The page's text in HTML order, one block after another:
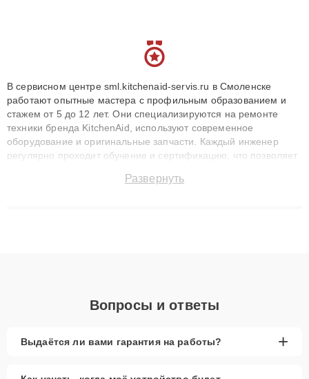
В сервисном центре sml.kitchenaid-servis.ru в Смоленске
работают опытные мастера с профильным образованием и
стажем от 5 до 12 лет. Они специализируются на ремонте
техники бренда KitchenAid, используют современное
оборудование и оригинальные запчасти. Каждый инженер
регулярно проходит обучение и сертификацию, что позволяет
технику с сохранением гарантии до 3 лет. Наши мастера
Развернуть
Вопросы и ответы
Выдаётся ли вами гарантия на работы? +